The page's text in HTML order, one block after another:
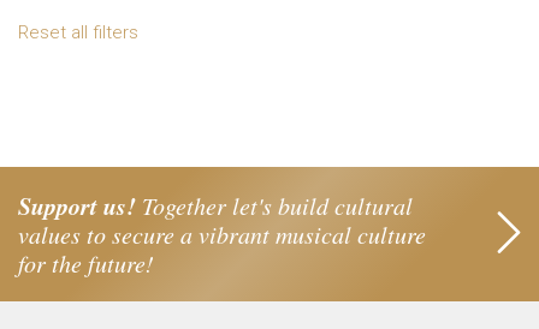
Reset all filters
Support us! Together let's build cultural
values to secure a vibrant musical culture
for the future!